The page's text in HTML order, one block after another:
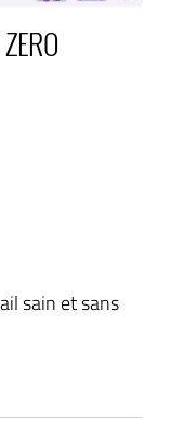
sain et sans